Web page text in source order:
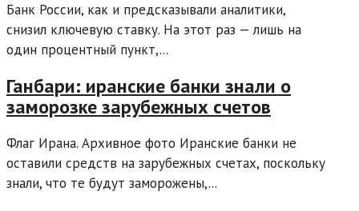
Банк России, как и предсказывали аналитики,
снизил ключевую ставку. На этот раз — лишь на
один процентный пункт,...
Ганбари: иранские банки знали о
заморозке зарубежных счетов
Флаг Ирана. Архивное фото Иранские банки не
оставили средств на зарубежных счетах, поскольку
знали, что те будут заморожены,...